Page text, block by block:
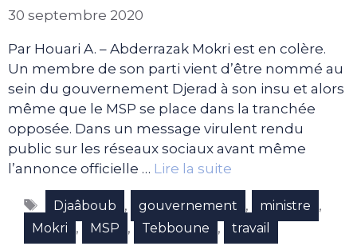
30 septembre 2020
Par Houari A. – Abderrazak Mokri est en colère.
Un membre de son parti vient d’être nommé au
sein du gouvernement Djerad à son insu et alors
même que le MSP se place dans la tranchée
opposée. Dans un message virulent rendu
public sur les réseaux sociaux avant même
l’annonce officielle … Lire la suite
Étiquettes
Djaâboub , gouvernement , ministre ,
Mokri , MSP , Tebboune , travail